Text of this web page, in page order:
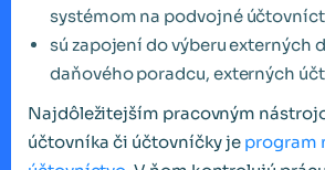
systémom na podvojné
sú zapojení do výberu externých
daňového poradcu, externých
Najdôležitejším pracovným
účtovníka či účtovníčky je program